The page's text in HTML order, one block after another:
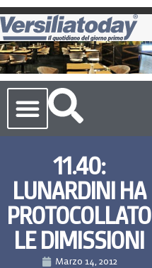
11.40:
LUNARDINI HA
PROTOCOLLATO
LE DIMISSIONI
Marzo 14, 2012